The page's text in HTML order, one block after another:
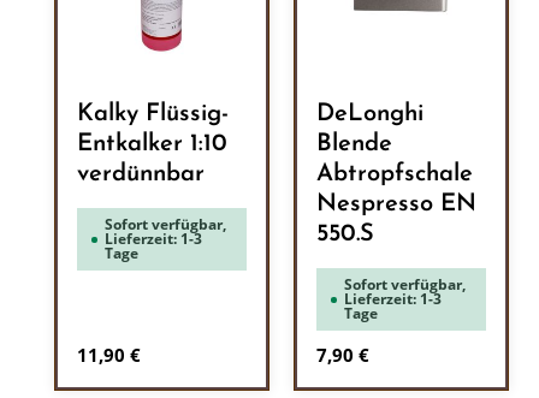
Kalky Flüssig-
Entkalker 1:10
verdünnbar
Sofort verfügbar,
Lieferzeit: 1-3
Tage
Regulärer Preis:
11,90 €
DeLonghi
Blende
Abtropfschale
Nespresso EN
550.S
Sofort verfügbar,
Lieferzeit: 1-3
Tage
Regulärer Preis:
7,90 €